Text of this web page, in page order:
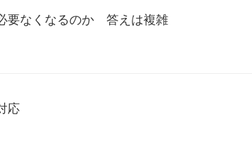
要なくなるのか 答えは複雑
応